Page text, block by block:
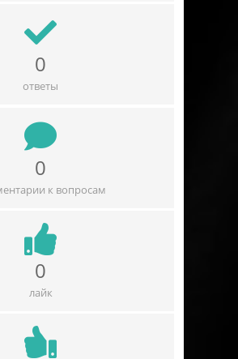
0
ответы
0
к вопросам
0
лайк